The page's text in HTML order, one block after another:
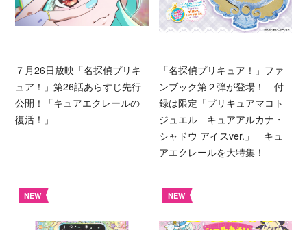
７月26日放映「名探偵プリキ
ュア！」第26話あらすじ先行
公開！「キュアエクレールの
復活！」
「名探偵プリキュア！」ファ
ンブック第２弾が登場！ 付
録は限定「プリキュアマコト
ジュエル キュアアルカナ・
シャドウ アイスver.」 キュ
アエクレールを大特集！
NEW NEW